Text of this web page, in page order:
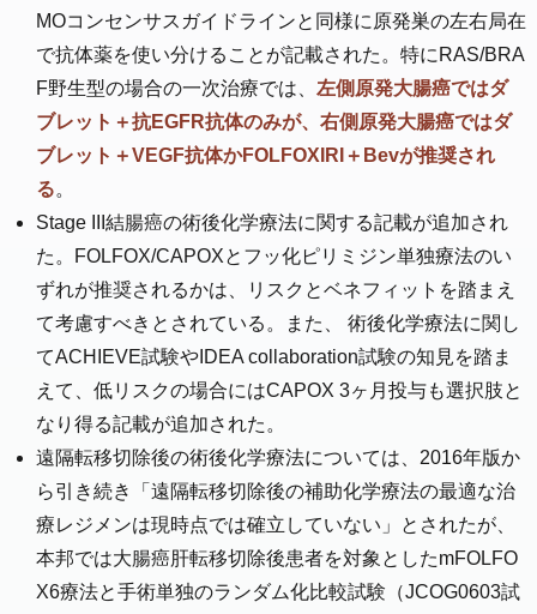
MOコンセンサスガイドラインと同様に原発巣の左右局在
で抗体薬を使い分けることが記載された。特にRAS/BRA
F野生型の場合の一次治療では、 左側原発大腸癌ではダ
ブレット＋抗EGFR抗体のみが、右側原発大腸癌ではダ
ブレット＋VEGF抗体かFOLFOXIRI＋Bevが推奨され
る。
Stage III結腸癌の術後化学療法に関する記載が追加され
た。FOLFOX/CAPOXとフッ化ピリミジン単独療法のい
ずれが推奨されるかは、リスクとベネフィットを踏まえ
て考慮すべきとされている。また、 術後化学療法に関し
てACHIEVE試験やIDEA collaboration試験の知見を踏ま
えて、低リスクの場合にはCAPOX 3ヶ月投与も選択肢と
なり得る記載が追加された。
遠隔転移切除後の術後化学療法については、2016年版か
ら引き続き「遠隔転移切除後の補助化学療法の最適な治
療レジメンは現時点では確立していない」とされたが、
本邦では大腸癌肝転移切除後患者を対象としたmFOLFO
X6療法と手術単独のランダム化比較試験（JCOG0603試